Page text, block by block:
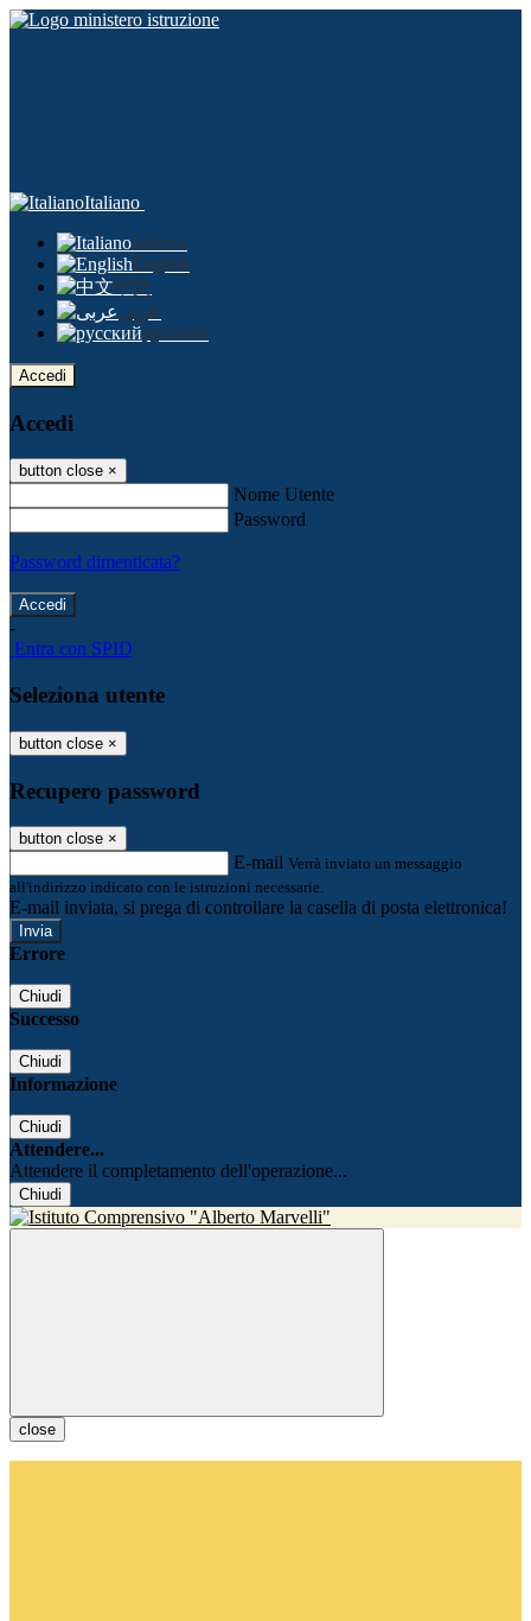
Italiano
Italiano
English
中文
عربى
русский
Accedi
Accedi
button close ×
Nome Utente
Password
Password dimenticata?
-
Entra con SPID
Seleziona utente
button close ×
Recupero password
button close ×
E-mail Verrà inviato un messaggio
all'indirizzo indicato con le istruzioni necessarie.
E-mail inviata, si prega di controllare la casella di posta elettronica!
Errore
Chiudi
Successo
Chiudi
Informazione
Chiudi
Attendere...
Attendere il completamento dell'operazione...
Chiudi
close